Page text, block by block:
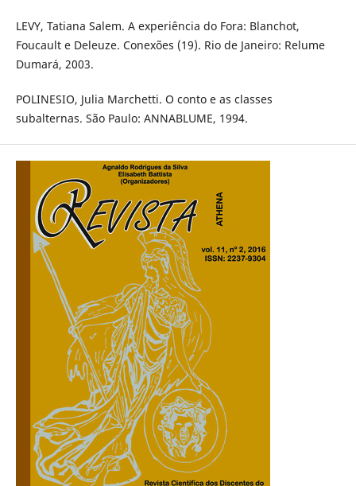
LEVY, Tatiana Salem. A experiência do Fora: Blanchot,
Foucault e Deleuze. Conexões (19). Rio de Janeiro: Relume
Dumará, 2003.
POLINESIO, Julia Marchetti. O conto e as classes
subalternas. São Paulo: ANNABLUME, 1994.